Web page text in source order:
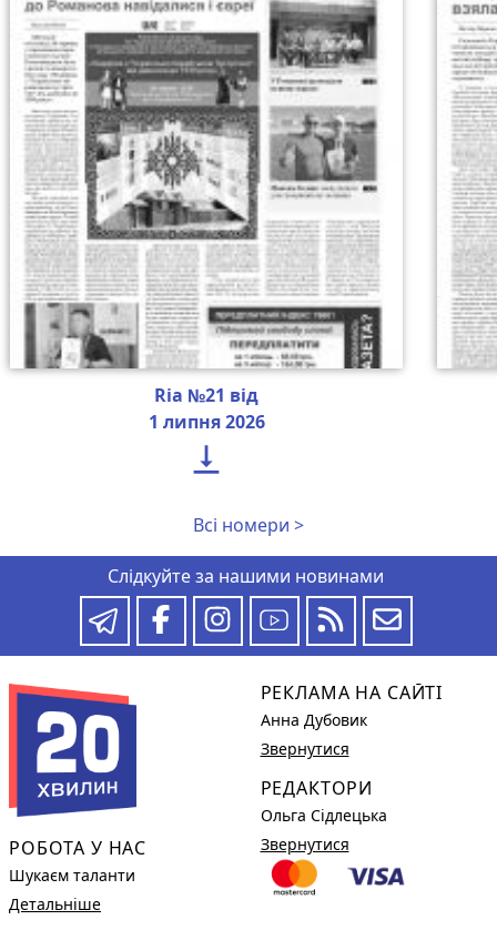
Ria №21 від
1 липня 2026

Всі номери >
Слідкуйте за нашими новинами
РОБОТА У НАС
Шукаєм таланти
Детальніше
РЕКЛАМА НА САЙТІ
Анна Дубовик
Звернутися
РЕДАКТОРИ
Ольга Сідлецька
Звернутися